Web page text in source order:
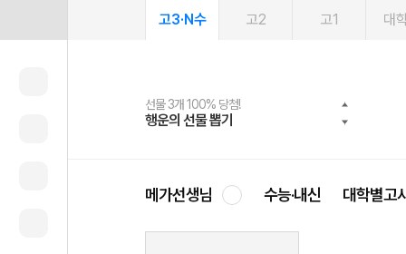
고3·N수 고2 고1 대
선물 3개 100% 당첨!
행운의 선물 뽑기
선물 100% 증정!
메가스터디 X 올리브
여름방학 스터디 캐시백
메가런 썸머스쿨
2027 러셀 단과
강사 공개선발
스마트러닝앱
설문 EVENT
메가패스
3일 무료 체험권
메가패스 수강생 무료혜택!
메가클럽 멤버십
사회공헌 캠페인
희망이룸 메가나눔
메가선생님 수능·내신 대학별고